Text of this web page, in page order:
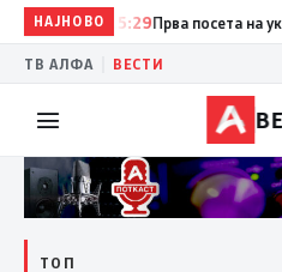
НАЈНОВО
15:29 Прва посета на
ТВ АЛФА ВЕСТИ
ТОП